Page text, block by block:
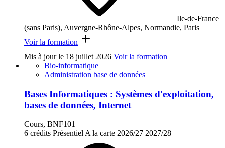
Ile-de-France
(sans Paris), Auvergne-Rhône-Alpes, Normandie, Paris
Voir la formation
Mis à jour le 18 juillet 2026 Voir la formation
Bio-informatique
Administration base de données
Bases Informatiques : Systèmes d'exploitation,
bases de données, Internet
Cours, BNF101
6 crédits PrésentielA la carte 2026/27 2027/28